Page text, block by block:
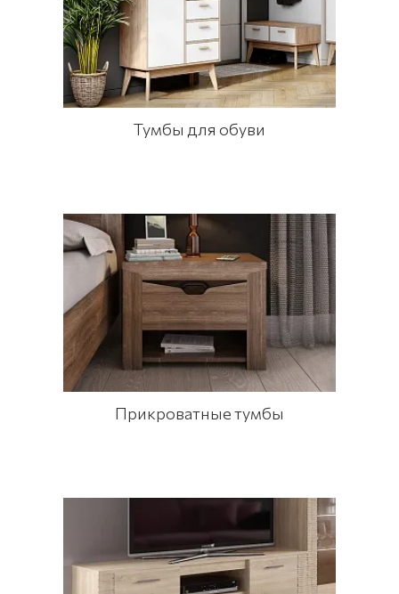
Тумбы для обуви
Прикроватные тумбы